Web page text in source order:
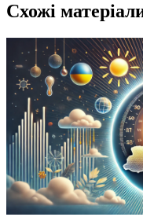
Схожі